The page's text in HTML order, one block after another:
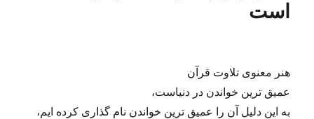
است
هنر معنوی تلاوت قرآن
عمیق ترین خواندن در دنیاست،
به این دلیل آن را عمیق ترین خواندن نام گذاری کرده ایم،